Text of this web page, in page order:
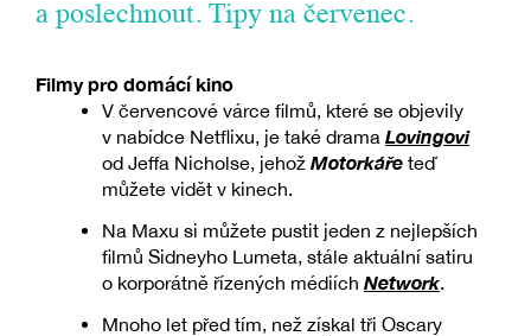
a poslechnout. Tipy na červenec.
Filmy pro domácí kino
V červencové várce filmů, které se objevily
v nabídce Netflixu, je také dramaLovingovi
od Jeffa Nicholse, jehožMotorkářeteď
můžete vidět v kinech.
Na Maxu si můžete pustit jeden z nejlepších
filmů Sidneyho Lumeta, stále aktuální satiru
o korporátně řízených médiíchNetwork.
Mnoho let před tím, než získal tři Oscary